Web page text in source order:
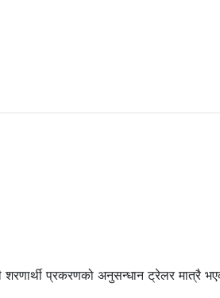
प्रकरणको अनुसन्धान ट्रेलर मात्रै